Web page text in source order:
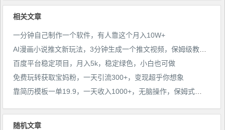
相关文章
一分钟自己制作一个软件，有人靠这个月入10W+
百度平台稳定项目，月入5k，稳定绿色，小白也可做
免费玩转获取宝妈粉，一天引流300+，变现超乎你想象
随机文章